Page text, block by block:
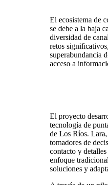
El ecosistema de
se debe a la baja
diversidad de
retos
superabundancia
acceso a
El proyecto
tecnología de
de Los Ríos.
tomadores de
contacto y
enfoque
soluciones y